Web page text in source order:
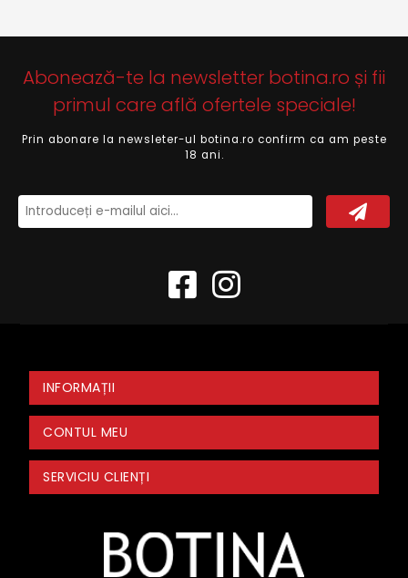
Abonează-te la newsletter botina.ro și fii
primul care află ofertele speciale!
Prin abonare la newsleter-ul botina.ro confirm ca am peste
18 ani.
INFORMAȚII
CONTUL MEU
SERVICIU CLIENȚI